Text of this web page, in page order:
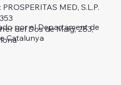
por el Departament de
Catalunya
MED, S.L.P.
del Dos de Maig, 283,